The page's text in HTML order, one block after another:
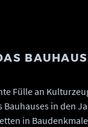
Fülle an
in den
in